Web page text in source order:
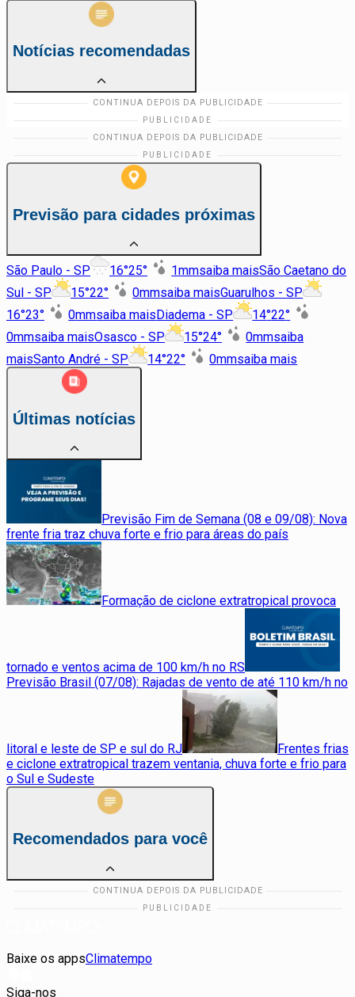
Notícias recomendadas
Previsão para cidades próximas
São Paulo - SP 16°25° 1mmsaiba maisSão Caetano do
Sul - SP
15°22° 0mmsaiba maisGuarulhos - SP
16°23° 0mmsaiba mais Diadema - SP 14°22°
0mmsaiba maisOsasco - SP 15°24° 0mmsaiba
maisSanto André - SP 14°22° 0mmsaiba mais
Últimas notícias
Previsão Fim de Semana (08 e 09/08): Nova
frente fria traz chuva forte e frio para áreas do país
Formação de ciclone extratropical provoca
tornado e ventos acima de 100 km/h no RS
Previsão Brasil (07/08): Rajadas de vento de até 110 km/h no
litoral e leste de SP e sul do RJ
Frentes frias
e ciclone extratropical trazem ventania, chuva forte e frio para
o Sul e Sudeste
Recomendados para você
Baixe os appsClimatempo
Siga-nos